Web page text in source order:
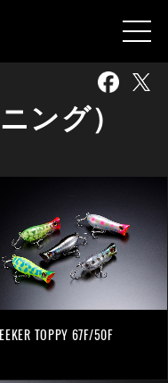
ング）
TOPPY 67F/50F